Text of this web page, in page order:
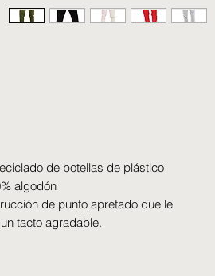
de botellas de plástico
algodón
de punto apretado que le
tacto agradable.